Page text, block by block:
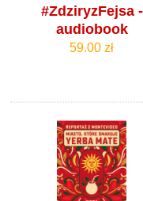
#ZdziryzFejsa -
audiobook
59.00 zł